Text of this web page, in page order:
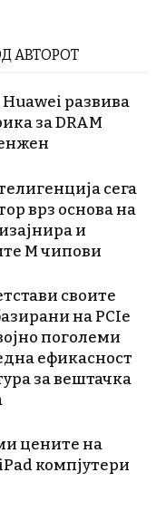
АВТОРОТ
развива
за DRAM
сега
врз основа на
и
М чипови
своите
на PCIe
поголеми
ефикасност
за вештачка
цените на
компјутери